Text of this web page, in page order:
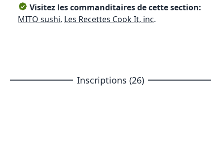
Visitez les commanditaires de cette section:
MITO sushi, Les Recettes Cook It, inc.
Inscriptions (26)